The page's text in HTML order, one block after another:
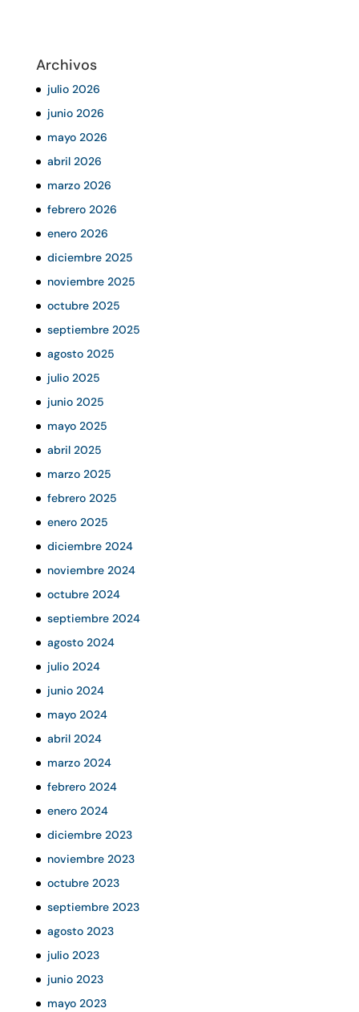
Archivos
julio 2026
junio 2026
mayo 2026
abril 2026
marzo 2026
febrero 2026
enero 2026
diciembre 2025
noviembre 2025
octubre 2025
septiembre 2025
agosto 2025
julio 2025
junio 2025
mayo 2025
abril 2025
marzo 2025
febrero 2025
enero 2025
diciembre 2024
noviembre 2024
octubre 2024
septiembre 2024
agosto 2024
julio 2024
junio 2024
mayo 2024
abril 2024
marzo 2024
febrero 2024
enero 2024
diciembre 2023
noviembre 2023
octubre 2023
septiembre 2023
agosto 2023
julio 2023
junio 2023
mayo 2023